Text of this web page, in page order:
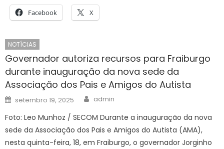
Facebook X
NOTÍCIAS
Governador autoriza recursos para Fraiburgo
durante inauguração da nova sede da
Associação dos Pais e Amigos do Autista
Posted
on
setembro 19, 2025 Author
admin
Foto: Leo Munhoz / SECOM Durante a inauguração da nova
sede da Associação dos Pais e Amigos do Autista (AMA),
nesta quinta-feira, 18, em Fraiburgo, o governador Jorginho